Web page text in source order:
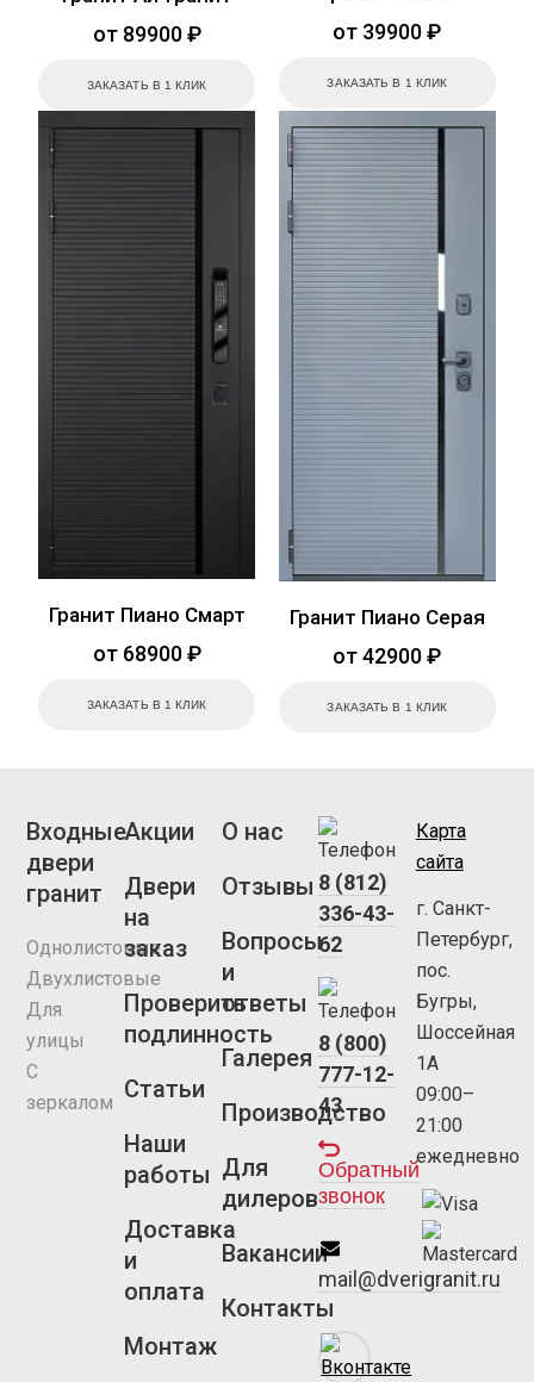
от 89900 ₽
ЗАКАЗАТЬ В 1 КЛИК
от 39900 ₽
ЗАКАЗАТЬ В 1 КЛИК
Гранит Пиано Смарт
от 68900 ₽
ЗАКАЗАТЬ В 1 КЛИК
Гранит Пиано Серая
от 42900 ₽
ЗАКАЗАТЬ В 1 КЛИК
Входные
двери
гранит
Однолистовые
Двухлистовые
Для
улицы
С
зеркалом
Акции
Двери
на
заказ
Проверить
подлинность
Статьи
Наши
работы
Доставка
и
оплата
Монтаж
О нас
Отзывы
Вопросы
и
ответы
Галерея
Производство
Для
дилеров
Вакансии
Контакты
8 (812)
336-43-
62
8 (800)
777-12-
43
Обратный
звонок
mail@dverigranit.ru
Карта
сайта
г. Санкт-
Петербург,
пос.
Бугры,
Шоссейная
1А
09:00–
21:00
ежедневно